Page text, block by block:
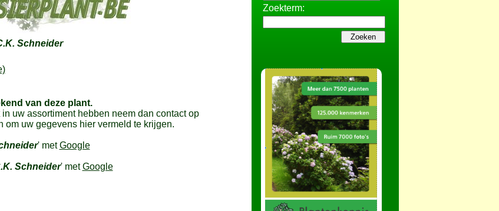
Schneider
van deze plant.
uw assortiment hebben neem dan contact op
om uw gegevens hier vermeld te krijgen.
' metGoogle
Schneider' metGoogle
Zoekterm: